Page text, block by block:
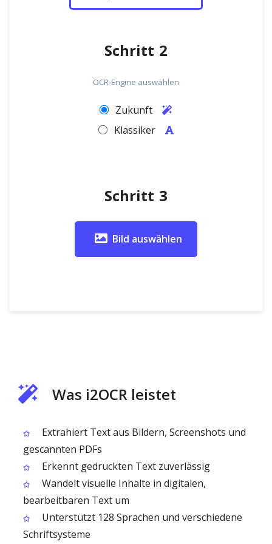
Schritt 2
OCR-Engine auswählen
Zukunft
Klassiker
Schritt 3
Bild auswählen
Was i2OCR leistet
Extrahiert Text aus Bildern, Screenshots und
gescannten PDFs
Erkennt gedruckten Text zuverlässig
Wandelt visuelle Inhalte in digitalen,
bearbeitbaren Text um
Unterstützt 128 Sprachen und verschiedene
Schriftsysteme